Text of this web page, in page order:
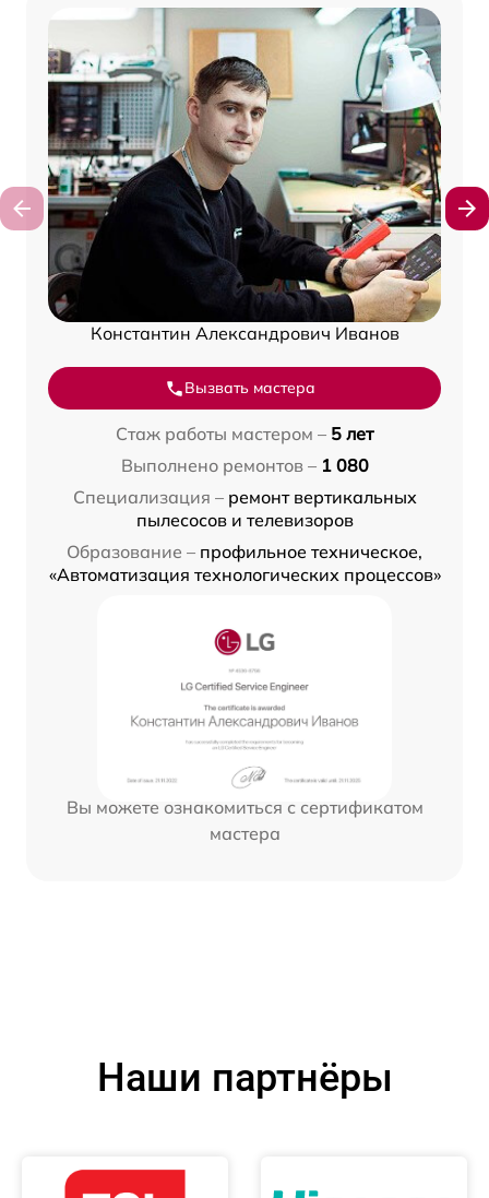
Константин Александрович Иванов
Вызвать мастера
Стаж работы мастером – 5 лет
Выполнено ремонтов – 1 080
Специализация – ремонт вертикальных
пылесосов и телевизоров
Образование – профильное техническое,
«Автоматизация технологических процессов»
Вы можете ознакомиться с сертификатом
мастера
Наши партнёры